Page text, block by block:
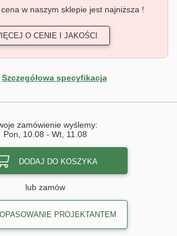
w naszym sklepie jest najniższa !
O CENIE I JAKOŚCI
Szczegółowa specyfikacja
zamówienie wyślemy:
Pon, 10.08 - Wt, 11.08
DODAJ DO KOSZYKA
lub zamów
PROJEKTANTEM